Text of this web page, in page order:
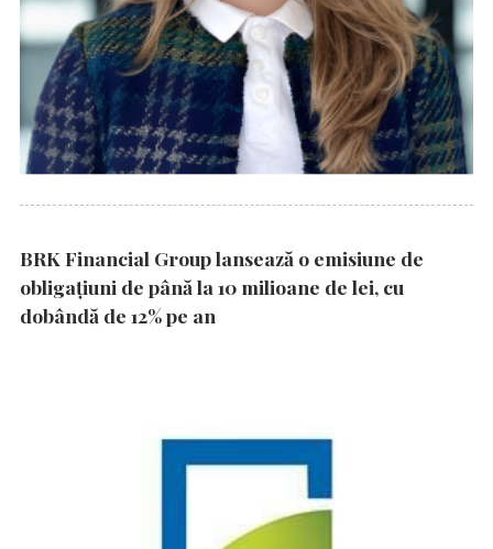
BRK Financial Group lansează o emisiune de
obligațiuni de până la 10 milioane de lei, cu
dobândă de 12% pe an